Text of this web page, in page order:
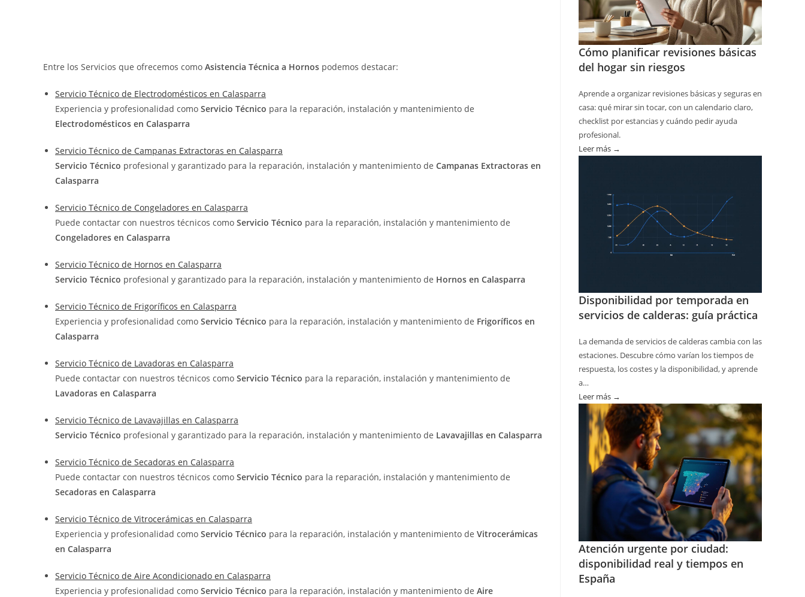
Entre los Servicios que ofrecemos como Asistencia Técnica a Hornos podemos destacar:
Servicio Técnico de Electrodomésticos en Calasparra
Experiencia y profesionalidad como Servicio Técnico para la reparación, instalación y mantenimiento de
Electrodomésticos en Calasparra
Servicio Técnico de Campanas Extractoras en Calasparra
Servicio Técnico profesional y garantizado para la reparación, instalación y mantenimiento de Campanas Extractoras en
Calasparra
Servicio Técnico de Congeladores en Calasparra
Puede contactar con nuestros técnicos como Servicio Técnico para la reparación, instalación y mantenimiento de
Congeladores en Calasparra
Servicio Técnico de Hornos en Calasparra
Servicio Técnico profesional y garantizado para la reparación, instalación y mantenimiento de Hornos en Calasparra
Servicio Técnico de Frigoríficos en Calasparra
Experiencia y profesionalidad como Servicio Técnico para la reparación, instalación y mantenimiento de Frigoríficos en
Calasparra
Servicio Técnico de Lavadoras en Calasparra
Puede contactar con nuestros técnicos como Servicio Técnico para la reparación, instalación y mantenimiento de
Lavadoras en Calasparra
Servicio Técnico de Lavavajillas en Calasparra
Servicio Técnico profesional y garantizado para la reparación, instalación y mantenimiento de Lavavajillas en Calasparra
Servicio Técnico de Secadoras en Calasparra
Puede contactar con nuestros técnicos como Servicio Técnico para la reparación, instalación y mantenimiento de
Secadoras en Calasparra
Servicio Técnico de Vitrocerámicas en Calasparra
Experiencia y profesionalidad como Servicio Técnico para la reparación, instalación y mantenimiento de Vitrocerámicas
en Calasparra
Servicio Técnico de Aire Acondicionado en Calasparra
Experiencia y profesionalidad como Servicio Técnico para la reparación, instalación y mantenimiento de Aire
Cómo planificar revisiones básicas
del hogar sin riesgos
Aprende a organizar revisiones básicas y seguras en
casa: qué mirar sin tocar, con un calendario claro,
checklist por estancias y cuándo pedir ayuda
profesional.
Leer más →
básicas
del
hogar
sin
Disponibilidad por temporada en
servicios de calderas: guía práctica
La demanda de servicios de calderas cambia con las
estaciones. Descubre cómo varían los tiempos de
respuesta, los costes y la disponibilidad, y aprende
a…
Leer más →
Disponibilidad
temporada
en
servicios
de
calderas:
guía
práctica
Atención urgente por ciudad:
disponibilidad real y tiempos en
España